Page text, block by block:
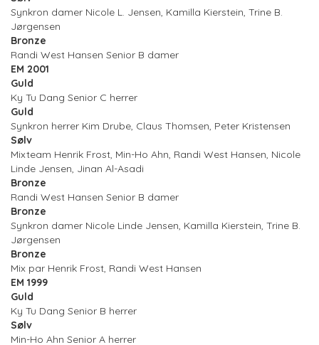
Synkron damer Nicole L. Jensen, Kamilla Kierstein, Trine B.
Jørgensen
Bronze
Randi West Hansen Senior B damer
EM 2001
Guld
Ky Tu Dang Senior C herrer
Guld
Synkron herrer Kim Drube, Claus Thomsen, Peter Kristensen
Sølv
Mixteam Henrik Frost, Min-Ho Ahn, Randi West Hansen, Nicole
Linde Jensen, Jinan Al-Asadi
Bronze
Randi West Hansen Senior B damer
Bronze
Synkron damer Nicole Linde Jensen, Kamilla Kierstein, Trine B.
Jørgensen
Bronze
Mix par Henrik Frost, Randi West Hansen
EM 1999
Guld
Ky Tu Dang Senior B herrer
Sølv
Min-Ho Ahn Senior A herrer